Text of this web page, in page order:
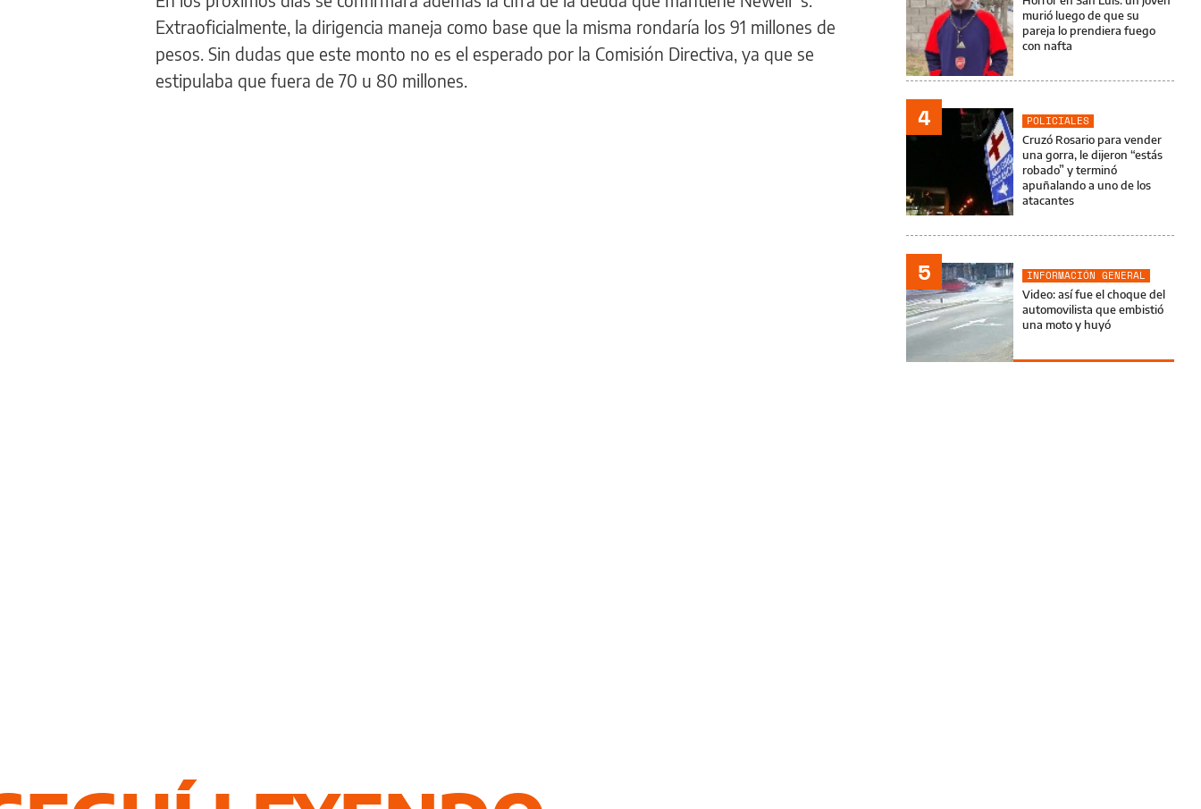
Extraoficialmente, la dirigencia maneja como base que la misma rondaría los 91 millones de
pesos. Sin dudas que este monto no es el esperado por la Comisión Directiva, ya que se
estipulaba que fuera de 70 u 80 millones.
murió luego de que su
pareja lo prendiera fuego
con nafta
4
POLICIALES
Cruzó Rosario para vender
una gorra, le dijeron “estás
robado” y terminó
apuñalando a uno de los
atacantes
5
INFORMACIÓN GENERAL
Video: así fue el choque del
automovilista que embistió
una moto y huyó